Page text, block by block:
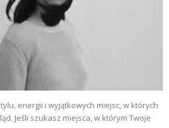
energii i wyjątkowych miejsc, w których
Jeśli szukasz miejsca, w którym Twoje